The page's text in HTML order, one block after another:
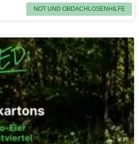
NOT UND OBDACHLOSENHILFE